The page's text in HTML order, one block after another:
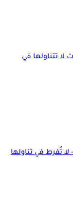
الدم- 3 مشروبات لا تتناولها في